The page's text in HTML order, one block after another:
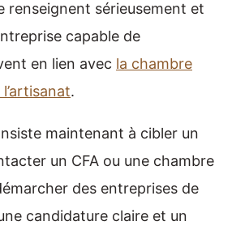
renseignent sérieusement et
capable de
en lien avec la chambre
.
maintenant à cibler un
un CFA ou une chambre
des entreprises de
candidature claire et un